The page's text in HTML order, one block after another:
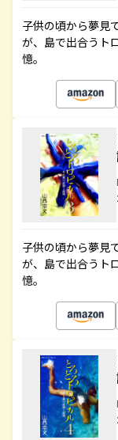
子供の頃から夢見
が、島で出合うト
憶。
子供の頃から夢見
が、島で出合うト
憶。